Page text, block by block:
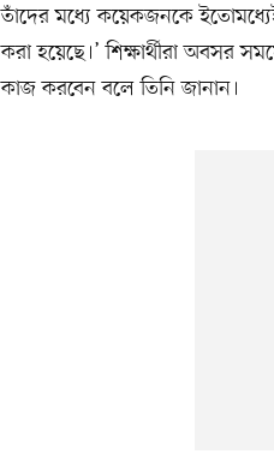
তাঁদের মধ্যে কয়েকজনকে ইতোমধ্যেই
করা হয়েছে।’ শিক্ষার্থীরা অবসর
কাজ করবেন বলে তিনি জানান।